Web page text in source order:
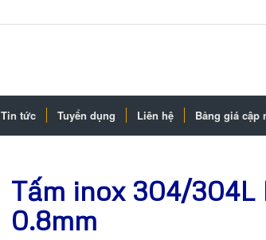
Tin tức Tuyển dụng Liên hệ Bảng giá cập
Tấm inox 304/
0.8mm